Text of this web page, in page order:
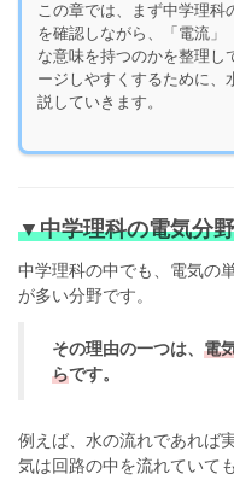
この章では、まず中学理科
を確認しながら、「電流」
な意味を持つのかを整理し
ージしやすくするために、
説していきます。
▼中学理科の電気分
中学理科の中でも、電気の
が多い分野です。
その理由の一つは、 電
らです。
例えば、水の流れであれば
気は回路の中を流れていて